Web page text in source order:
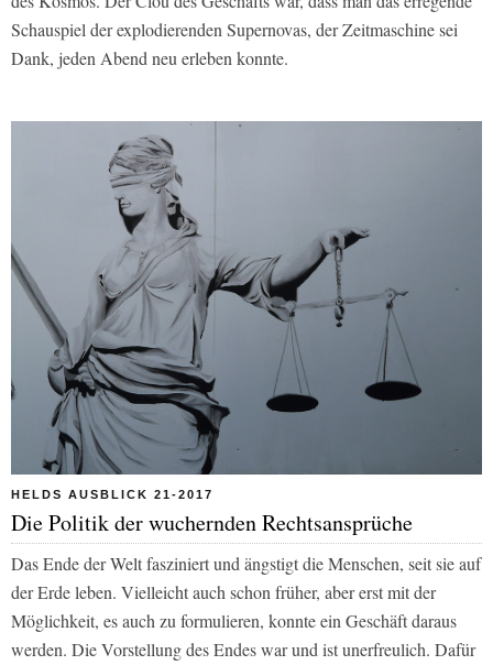
Schauspiel der explodierenden Supernovas, der Zeitmaschine sei
Dank, jeden Abend neu erleben konnte.
HELDS AUSBLICK 21-2017
Die Politik der wuchernden Rechtsansprüche
Das Ende der Welt fasziniert und ängstigt die Menschen, seit sie auf
der Erde leben. Vielleicht auch schon früher, aber erst mit der
Möglichkeit, es auch zu formulieren, konnte ein Geschäft daraus
werden. Die Vorstellung des Endes war und ist unerfreulich. Dafür